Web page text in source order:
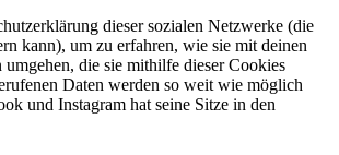
dieser sozialen Netzwerke (die
kann), um zu erfahren, wie sie mit deinen
umgehen, die sie mithilfe dieser Cookies
Daten werden so weit wie möglich
und Instagram hat seine Sitze in den